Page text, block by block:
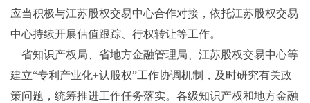
应当积极与江苏股权交易中心合作对接，依托江苏股权交易
中心持续开展估值跟踪、行权转让等工作。
省知识产权局、省地方金融管理局、江苏股权交易中心等
建立“专利产业化+认股权”工作协调机制，及时研究有关政
策问题，统筹推进工作任务落实。各级知识产权和地方金融